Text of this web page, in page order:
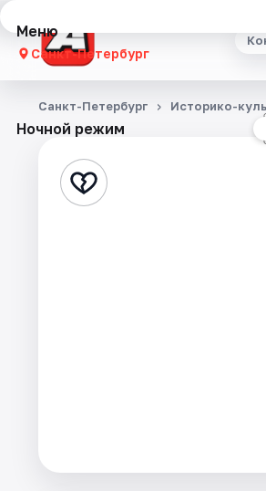
Меню
Санкт-Петербург
Концерты
Стендап
Ночной режим
Санкт-Петербург Историко-